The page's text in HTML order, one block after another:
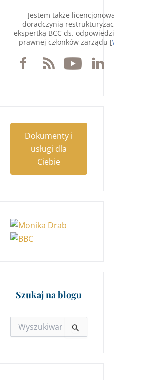
Jestem także licencjonowaną
doradczynią restrukturyzacyjną,
ekspertką BCC ds. odpowiedzialności
prawnej członków zarządu [Więcej
Dokumenty i
usługi dla
Ciebie
Szukaj na blogu
Szukaj
dla: